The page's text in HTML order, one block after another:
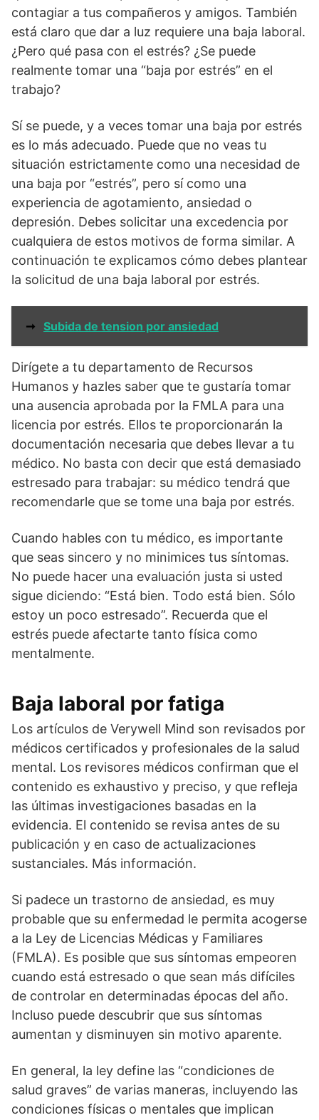
contagiar a tus compañeros y amigos. También
está claro que dar a luz requiere una baja laboral.
¿Pero qué pasa con el estrés? ¿Se puede
realmente tomar una “baja por estrés” en el
trabajo?
Sí se puede, y a veces tomar una baja por estrés
es lo más adecuado. Puede que no veas tu
situación estrictamente como una necesidad de
una baja por “estrés”, pero sí como una
experiencia de agotamiento, ansiedad o
depresión. Debes solicitar una excedencia por
cualquiera de estos motivos de forma similar. A
continuación te explicamos cómo debes plantear
la solicitud de una baja laboral por estrés.
➞ Subida de tension por ansiedad
Dirígete a tu departamento de Recursos
Humanos y hazles saber que te gustaría tomar
una ausencia aprobada por la FMLA para una
licencia por estrés. Ellos te proporcionarán la
documentación necesaria que debes llevar a tu
médico. No basta con decir que está demasiado
estresado para trabajar: su médico tendrá que
recomendarle que se tome una baja por estrés.
Cuando hables con tu médico, es importante
que seas sincero y no minimices tus síntomas.
No puede hacer una evaluación justa si usted
sigue diciendo: “Está bien. Todo está bien. Sólo
estoy un poco estresado”. Recuerda que el
estrés puede afectarte tanto física como
mentalmente.
Baja laboral por fatiga
Los artículos de Verywell Mind son revisados por
médicos certificados y profesionales de la salud
mental. Los revisores médicos confirman que el
contenido es exhaustivo y preciso, y que refleja
las últimas investigaciones basadas en la
evidencia. El contenido se revisa antes de su
publicación y en caso de actualizaciones
sustanciales. Más información.
Si padece un trastorno de ansiedad, es muy
probable que su enfermedad le permita acogerse
a la Ley de Licencias Médicas y Familiares
(FMLA). Es posible que sus síntomas empeoren
cuando está estresado o que sean más difíciles
de controlar en determinadas épocas del año.
Incluso puede descubrir que sus síntomas
aumentan y disminuyen sin motivo aparente.
En general, la ley define las “condiciones de
salud graves” de varias maneras, incluyendo las
condiciones físicas o mentales que implican